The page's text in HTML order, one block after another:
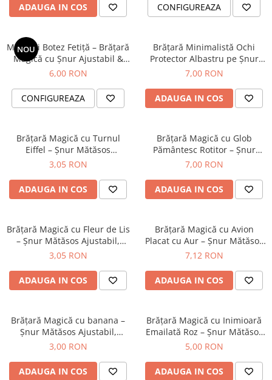
Coliere
Brelocuri Personalizate
Semn de carte
Card metalic
Cadouri Copii
Cadouri 1-8 Martie
Cadouri Paste
Halloween
Portfard Personalizat
Tablou Personalizat
ADAUGA IN COS CONFIGUREAZA
NOU
Mărturii Botez Fetiță – Brățară
Magică cu Șnur Ajustabil &
Charmuri Placate | Cartonaș
Curcubee și Auriu
6,00 RON
CONFIGUREAZA
Brățară Minimalistă Ochi
Protector Albastru pe Șnur
Mustar – Brățară Talisman
cu Noduri Kabbalah
7,00 RON
ADAUGA IN COS
Brățară Magică cu Turnul
Eiffel – Șnur Mătăsos
Ajustabil, Ambalaj cu Design
3,05 RON
ADAUGA IN COS
Brățară Magică cu Glob
Pământesc Rotitor – Șnur
Mătăsos Ajustabil, Design de
7,00 RON
ADAUGA IN COS
Brățară Magică cu Fleur de Lis
– Șnur Mătăsos Ajustabil,
Design de Călătorii
3,05 RON
ADAUGA IN COS
Brățară Magică cu Avion
Placat cu Aur – Șnur Mătăsos
Ajustabil, Design de Călătorii
7,12 RON
ADAUGA IN COS
Brățară Magică cu banana –
Șnur Mătăsos Ajustabil,
Design Tropical
3,00 RON
ADAUGA IN COS
Brățară Magică cu Inimioară
Emailată Roz – Șnur Mătăsos
Ajustabil, Design Tropical
5,00 RON
ADAUGA IN COS